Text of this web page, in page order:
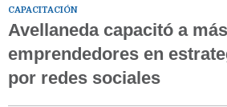
CAPACITACIÓN
Avellaneda capacitó a
emprendedores en
por redes sociales